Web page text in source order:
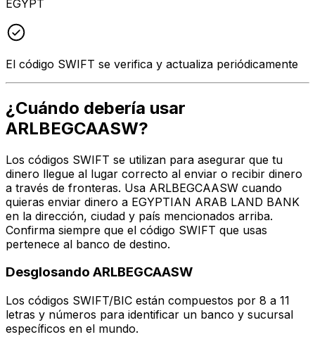
EGYPT
El código SWIFT se verifica y actualiza periódicamente
¿Cuándo debería usar
ARLBEGCAASW?
Los códigos SWIFT se utilizan para asegurar que tu
dinero llegue al lugar correcto al enviar o recibir dinero
a través de fronteras. Usa ARLBEGCAASW cuando
quieras enviar dinero a EGYPTIAN ARAB LAND BANK
en la dirección, ciudad y país mencionados arriba.
Confirma siempre que el código SWIFT que usas
pertenece al banco de destino.
Desglosando ARLBEGCAASW
Los códigos SWIFT/BIC están compuestos por 8 a 11
letras y números para identificar un banco y sucursal
específicos en el mundo.